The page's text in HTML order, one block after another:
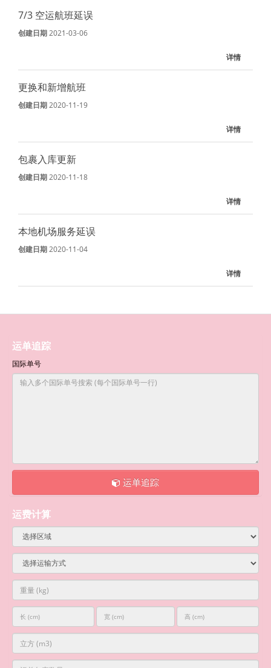
7/3 空运航班延误
创建日期2021-03-06
详情
更换和新增航班
创建日期2020-11-19
详情
包裹入库更新
创建日期2020-11-18
详情
本地机场服务延误
创建日期2020-11-04
详情
运单追踪
国际单号
运单追踪
运费计算